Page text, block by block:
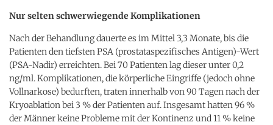
Nur selten schwerwiegende Komplikationen
Nach der Behandlung dauerte es im Mittel 3,3 Monate, bis die
Patienten den tiefsten PSA (prostataspezifisches Antigen)-Wert
(PSA-Nadir) erreichten. Bei 70 Patienten lag dieser unter 0,2
ng/ml. Komplikationen, die körperliche Eingriffe (jedoch ohne
Vollnarkose) bedurften, traten innerhalb von 90 Tagen nach der
Kryoablation bei 3 % der Patienten auf. Insgesamt hatten 96 %
der Männer keine Probleme mit der Kontinenz und 11 % keine